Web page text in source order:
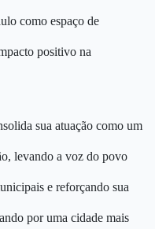
como espaço de
positivo na
sua atuação como um
levando a voz do povo
e reforçando sua
por uma cidade mais